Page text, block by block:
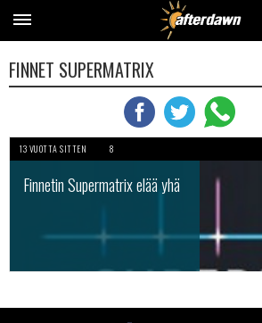
FINNET SUPERMATRIX
13 VUOTTA SITTEN 8
Finnetin Supermatrix elää yhä